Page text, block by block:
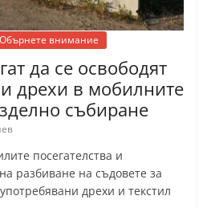
Обърнете внимание
да се освободят
дрехи в мобилните
събиране
посегателства и
разбиване на съдовете за
дрехи и текстил